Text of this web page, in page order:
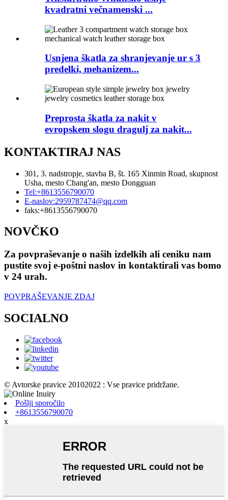
kvadratni večnamenski ...
Usnjena škatla za shranjevanje ur s 3
predelki, mehanizem...
Preprosta škatla za nakit v
evropskem slogu dragulj za nakit...
KONTAKTIRAJ NAS
301, 3. nadstropje, stavba B, št. 165 Xinmin Road, skupnost
Usha, mesto Chang'an, mesto Dongguan
Tel:+8613556790070
E-naslov:2959787474@qq.com
faks:+8613556790070
NOVČKO
Za povpraševanje o naših izdelkih ali ceniku nam
pustite svoj e-poštni naslov in kontaktirali vas bomo
v 24 urah.
POVPRAŠEVANJE ZDAJ
SOCIALNO
© Avtorske pravice 20102022 : Vse pravice pridržane.
Pošlji sporočilo
+8613556790070
x